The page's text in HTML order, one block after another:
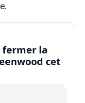
fermer la
cet